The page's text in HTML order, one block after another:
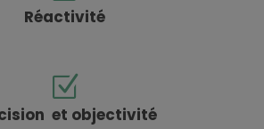
Réactivité
et objectivité